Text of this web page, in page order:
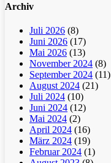
Archiv
Juli 2026 (8)
Juni 2026 (17)
Mai 2026 (13)
November 2024 (8)
September 2024 (11)
August 2024 (21)
Juli 2024 (10)
Juni 2024 (12)
Mai 2024 (2)
April 2024 (16)
März 2024 (19)
Februar 2024 (1)